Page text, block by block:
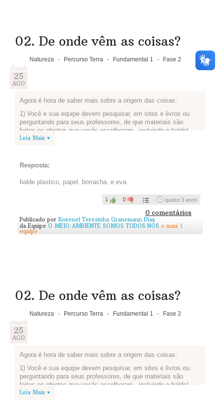
02. De onde vêm as coisas?
Natureza - Percurso Terra - Fundamental 1 - Fase 2
25
AGO
Agora é hora de saber mais sobre a origem das coisas:
1) Você e sua equipe devem pesquisar, em sites e livros ou
perguntando para seus professores, de que materiais são
feitos os objetos que vocês escolheram - incluindo o balde!
3) Já fizeram a lista? Então publiquem aqui:
Leia Mais ▾
Resposta:
balde plastico, papel. borracha, e eva.
1 0 quase 3 anos
0 comentários
Publicado por Rosenel Terezinha Granemann Dias
da Equipe O MEIO AMBIENTE SOMOS TODOS NÓS e mais 1
equipe
02. De onde vêm as coisas?
Natureza - Percurso Terra - Fundamental 1 - Fase 2
25
AGO
Agora é hora de saber mais sobre a origem das coisas:
1) Você e sua equipe devem pesquisar, em sites e livros ou
perguntando para seus professores, de que materiais são
feitos os objetos que vocês escolheram - incluindo o balde!
Leia Mais ▾